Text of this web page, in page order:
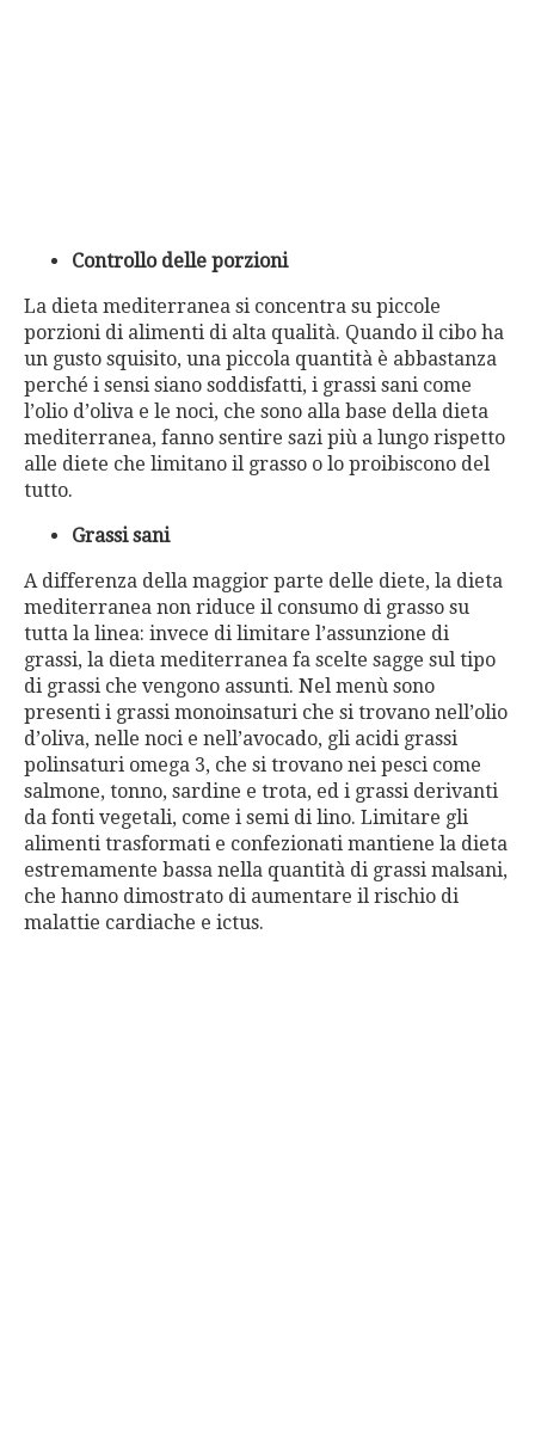
Controllo delle porzioni
La dieta mediterranea si concentra su piccole
porzioni di alimenti di alta qualità. Quando il cibo ha
un gusto squisito, una piccola quantità è abbastanza
perché i sensi siano soddisfatti, i grassi sani come
l’olio d’oliva e le noci, che sono alla base della dieta
mediterranea, fanno sentire sazi più a lungo rispetto
alle diete che limitano il grasso o lo proibiscono del
tutto.
Grassi sani
A differenza della maggior parte delle diete, la dieta
mediterranea non riduce il consumo di grasso su
tutta la linea: invece di limitare l’assunzione di
grassi, la dieta mediterranea fa scelte sagge sul tipo
di grassi che vengono assunti. Nel menù sono
presenti i grassi monoinsaturi che si trovano nell’olio
d’oliva, nelle noci e nell’avocado, gli acidi grassi
polinsaturi omega 3, che si trovano nei pesci come
salmone, tonno, sardine e trota, ed i grassi derivanti
da fonti vegetali, come i semi di lino. Limitare gli
alimenti trasformati e confezionati mantiene la dieta
estremamente bassa nella quantità di grassi malsani,
che hanno dimostrato di aumentare il rischio di
malattie cardiache e ictus.